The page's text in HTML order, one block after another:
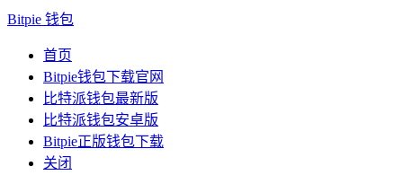
Bitpie 钱包
首页
Bitpie钱包下载官网
比特派钱包最新版
比特派钱包安卓版
Bitpie正版钱包下载
关闭